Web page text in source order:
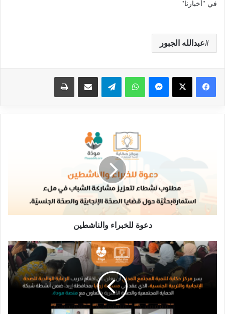
في "أخبارنا"
عبدالله الجبور
ماسنجر واتساب تيلقرام مشاركة عبر البريد طباعة
دعوة للخبراء والناشطين